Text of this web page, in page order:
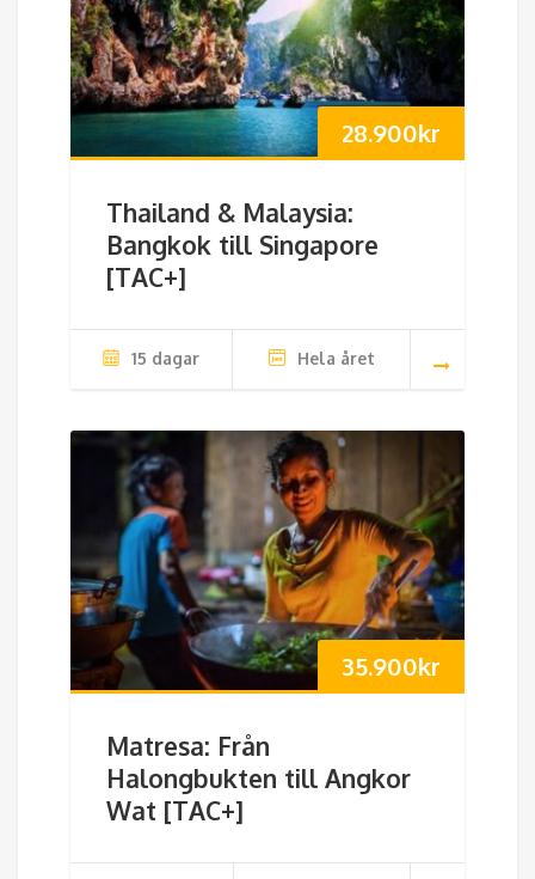
28.900kr
Thailand & Malaysia:
Bangkok till Singapore
[TAC+]
15 dagar Hela året
35.900kr
Matresa: Från
Halongbukten till Angkor
Wat [TAC+]